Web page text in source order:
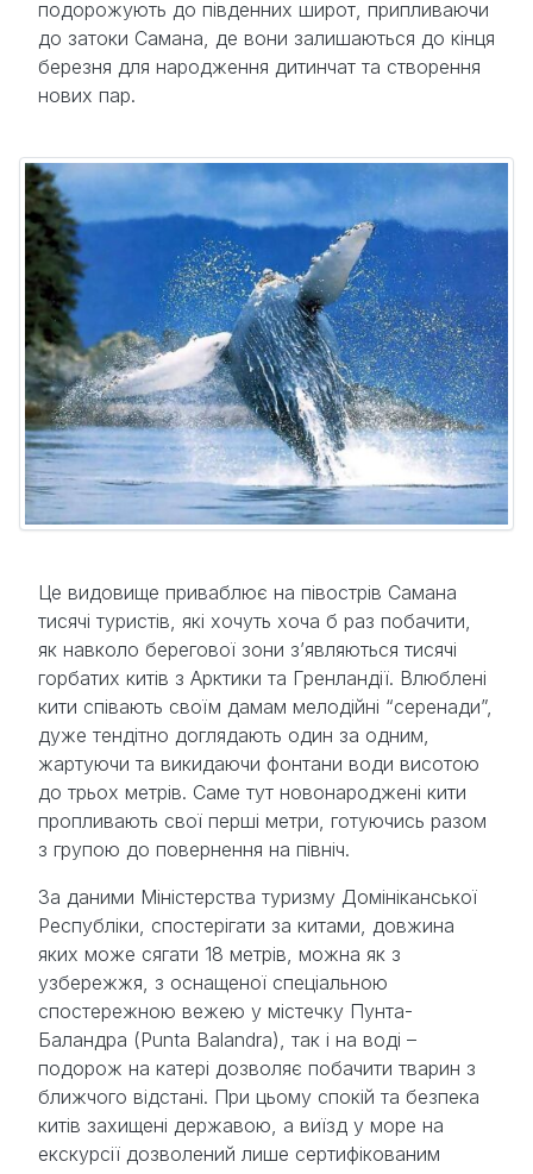
подорожують до південних широт, припливаючи
до затоки Самана, де вони залишаються до кінця
березня для народження дитинчат та створення
нових пар.
Це видовище приваблює на півострів Самана
тисячі туристів, які хочуть хоча б раз побачити,
як навколо берегової зони з’являються тисячі
горбатих китів з Арктики та Гренландії. Влюблені
кити співають своїм дамам мелодійні “серенади”,
дуже тендітно доглядають один за одним,
жартуючи та викидаючи фонтани води висотою
до трьох метрів. Саме тут новонароджені кити
пропливають свої перші метри, готуючись разом
з групою до повернення на північ.
За даними Міністерства туризму Домініканської
Республіки, спостерігати за китами, довжина
яких може сягати 18 метрів, можна як з
узбережжя, з оснащеної спеціальною
спостережною вежею у містечку Пунта-
Баландра (Punta Balandra), так і на воді –
подорож на катері дозволяє побачити тварин з
ближчого відстані. При цьому спокій та безпека
китів захищені державою, а виїзд у море на
екскурсії дозволений лише сертифікованим